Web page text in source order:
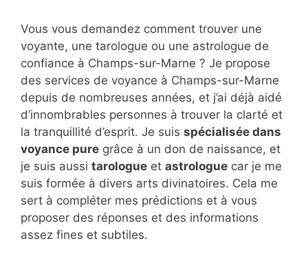
Vous vous demandez comment trouver une
voyante, une tarologue ou une astrologue de
confiance à Champs-sur-Marne ? Je propose
des services de voyance à Champs-sur-Marne
depuis de nombreuses années, et j’ai déjà aidé
d’innombrables personnes à trouver la clarté et
la tranquillité d’esprit. Je suis spécialisée dans
voyance pure grâce à un don de naissance, et
je suis aussi tarologue et astrologue car je me
suis formée à divers arts divinatoires. Cela me
sert à compléter mes prédictions et à vous
proposer des réponses et des informations
assez fines et subtiles.